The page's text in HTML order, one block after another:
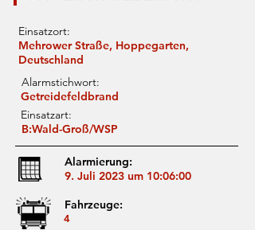
Einsatzort:
Mehrower Straße, Hoppegarten,
Deutschland
Alarmstichwort:
Getreidefeldbrand
Einsatzart:
B:Wald-Groß/WSP
Alarmierung:
9. Juli 2023 um 10:06:00
Fahrzeuge:
4